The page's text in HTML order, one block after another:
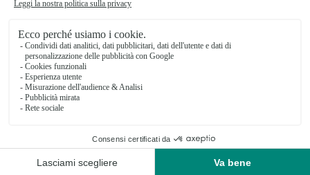
Ti potrebbe interessare
Altre idee regalo per una persona speciale